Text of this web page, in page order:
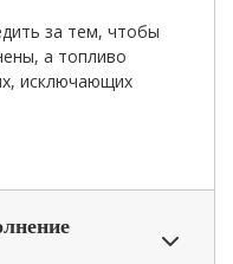
за тем, чтобы
а топливо
исключающих